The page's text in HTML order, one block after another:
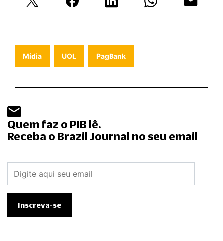
Mídia UOL PagBank
Quem faz o PIB lê.
Receba o Brazil Journal no seu email